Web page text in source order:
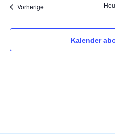
VorherigeVeranstaltungen
Kalender